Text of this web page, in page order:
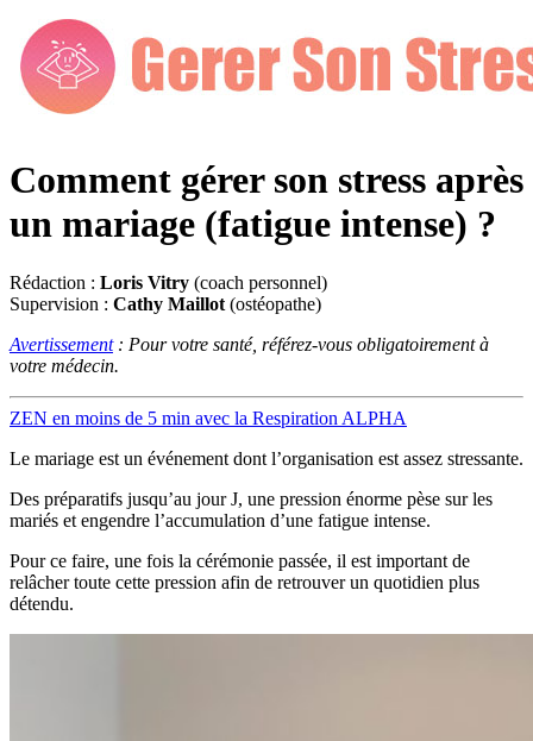
Comment gérer son stress après
un mariage (fatigue intense) ?
Rédaction : Loris Vitry (coach personnel)
Supervision : Cathy Maillot (ostéopathe)
Avertissement: Pour votre santé, référez-vous obligatoirement à
votre médecin.
ZEN en moins de 5 min avec la Respiration ALPHA
Le mariage est un événement dont l’organisation est assez stressante.
Des préparatifs jusqu’au jour J, une pression énorme pèse sur les
mariés et engendre l’accumulation d’une fatigue intense.
Pour ce faire, une fois la cérémonie passée, il est important de
relâcher toute cette pression afin de retrouver un quotidien plus
détendu.